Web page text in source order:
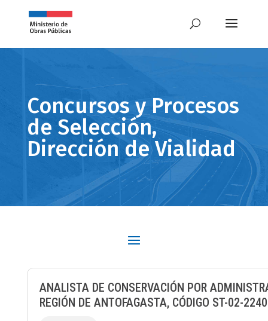
Concursos y Procesos
de Selección,
Dirección de Vialidad
ANALISTA DE CONSERVACIÓN POR
REGIÓN DE ANTOFAGASTA, CÓDIGO ST-02-2240